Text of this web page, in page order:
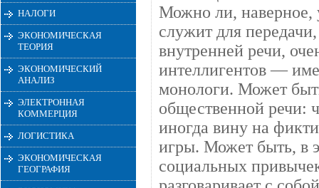
НАЛОГИ
ЭКОНОМИЧЕСКАЯ
ТЕОРИЯ
ЭКОНОМИЧЕСКИЙ
АНАЛИЗ
ЭЛЕКТРОННАЯ
КОММЕРЦИЯ
ЛОГИСТИКА
ЭКОНОМИЧЕСКАЯ
ГЕОГРАФИЯ
Можно ли, наверное,
служит для
внутренней речи,
интеллигентов —
монологи. Может
общественной речи:
иногда вину на
игры. Может быть, в
социальных